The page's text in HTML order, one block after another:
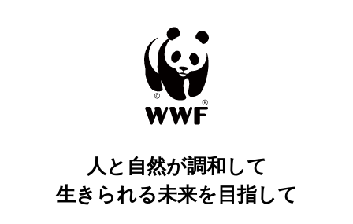
人と自然が調和して
生きられる未来を目指して